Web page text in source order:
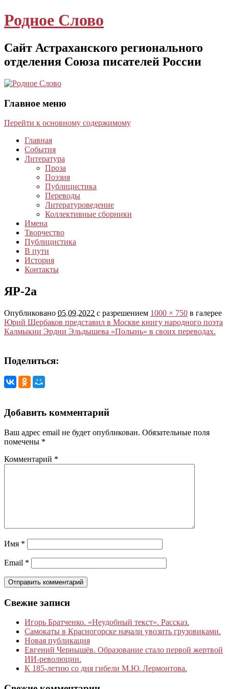
Родное Слово
Сайт Астраханского регионального
отделения Союза писателей России
Главное меню
Перейти к основному содержимому
Главная
События
Литература
Проза
Поэзия
Публицистика
Переводы
Литературоведение
Коллективные сборники
Имена
Творчество
Публицистика
В пути
История
Контакты
ЯР-2а
Опубликовано 05.09.2022 с разрешением 1000 × 750 в галерее
Юрий Щербаков представил в Москве книгу народного поэта
Калмыкии Эрдни Эльдышева «Полынь» в своих переводах.
Поделиться:
Добавить комментарий
Ваш адрес email не будет опубликован. Обязательные поля
помечены *
Комментарий *
Имя *
Email *
Свежие записи
Игорь Братченко. «Неудобный текст». Рассказ.
Самокаты в Красногорске начали увозить грузовиками.
Новая публикация
Евгений Чернышёв. Образование стало первой жертвой
ИИ-революции.
К 185‑летию со дня гибели М.Ю. Лермонтова.